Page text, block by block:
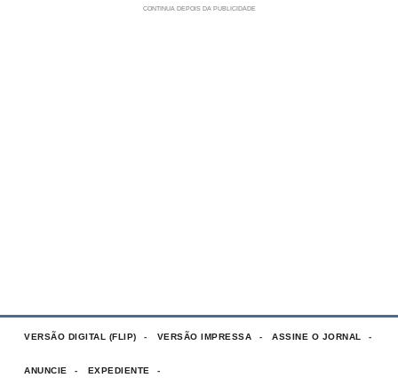
VERSÃO DIGITAL (FLIP) VERSÃO IMPRESSA ASSINE O JORNAL
ANUNCIE EXPEDIENTE